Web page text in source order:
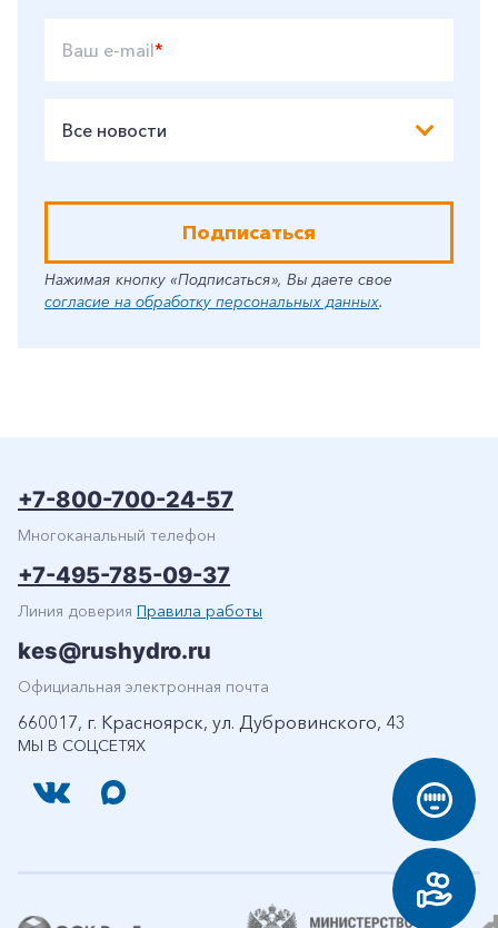
Ваш e-mail*
Все новости
Подписаться
Нажимая кнопку «Подписаться», Вы даете свое
согласие на обработку персональных данных.
МЫ В СОЦСЕТЯХ
+7-800-700-24-57
Многоканальный телефон
+7-495-785-09-37
Линия доверия Правила работы
kes@rushydro.ru
Официальная электронная почта
660017, г. Красноярск, ул. Дубровинского, 43